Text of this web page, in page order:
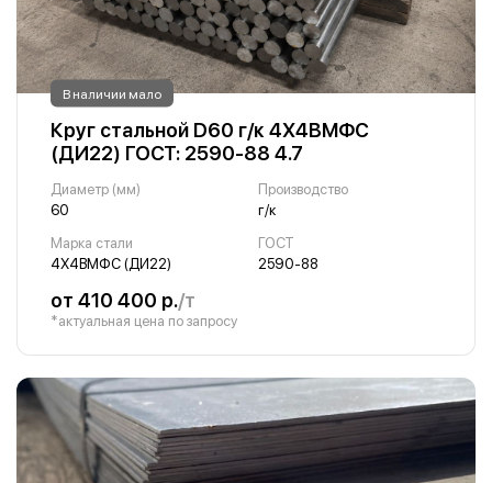
В наличии мало
Круг стальной D60 г/к 4Х4ВМФС
(ДИ22) ГОСТ: 2590-88 4.7
Диаметр (мм)
60
Производство
г/к
Марка стали
4Х4ВМФС (ДИ22)
ГОСТ
2590-88
от 410 400 р./т
*актуальная цена по запросу